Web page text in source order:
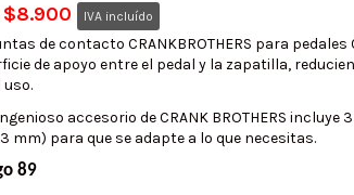
$8.900 IVA incluído
de contacto CRANKBROTHERS para
de apoyo entre el pedal y la zapatilla,
uso.
accesorio de CRANK BROTHERS
3 mm) para que se adapte a lo que necesitas.
89